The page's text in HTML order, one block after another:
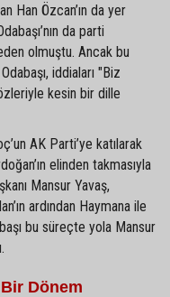
Han Özcan’ın da yer
da parti
olmuştu. Ancak bu
iddiaları "Biz
kesin bir dille
AK Parti’ye katılarak
elinden takmasıyla
Mansur Yavaş,
ardından Haymana ile
bu süreçte yola Mansur
Dönem